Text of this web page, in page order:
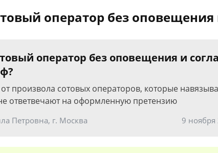
оператор без
оператор без оповещения и
произвола сотовых операторов, которые
ответвечают на оформленную претензию
Петровна, г. Москва 9 ноября